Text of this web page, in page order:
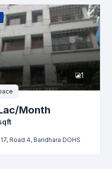
1
/Month
Road 4, Baridhara DOHS